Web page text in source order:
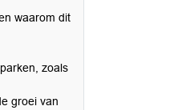
waarom dit
zoals
groei van